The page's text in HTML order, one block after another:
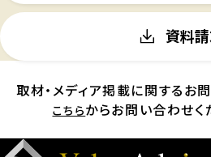
資料
取材・メディア掲載に関するお
こちらからお問い合わせく